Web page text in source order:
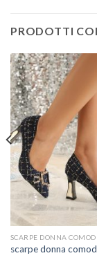
PRODOTTI
SCARPE DONNA
scarpe donna